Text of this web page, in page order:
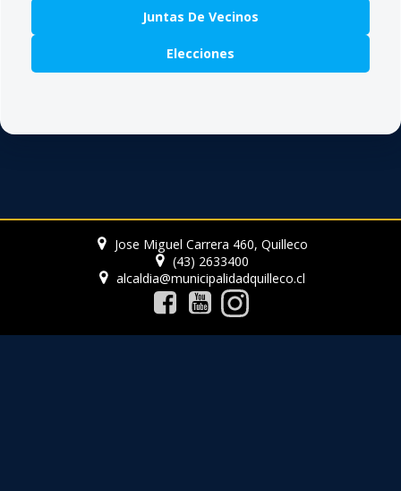
Juntas De Vecinos
Elecciones
Jose Miguel Carrera 460, Quilleco
(43) 2633400
alcaldia@municipalidadquilleco.cl